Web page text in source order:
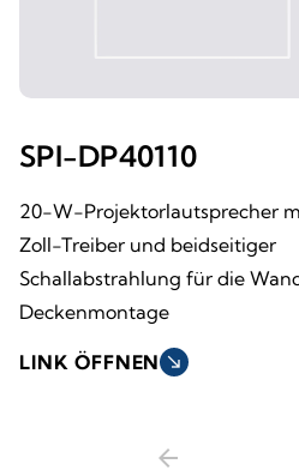
SPI-DP40110
20-W-Projektorlautsprecher
Zoll-Treiber und beidseitiger
Schallabstrahlung für die
Deckenmontage
LINK ÖFFNEN south_east
arrow_back